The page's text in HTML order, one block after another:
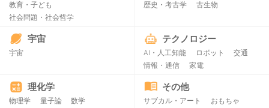
教育・子ども
社会問題・社会哲学
歴史・考古学 古生物
宇宙
宇宙
テクノロジー
AI・人工知能 ロボット
交通
情報・通信
家電
理化学
物理学 量子論 数学
その他
サブカル・アート
おもちゃ